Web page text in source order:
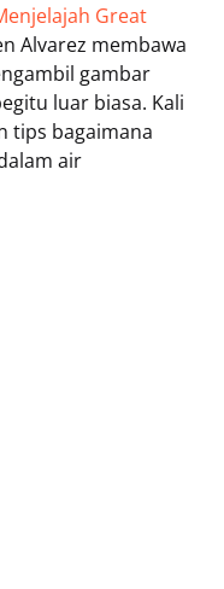
Great
Alvarez membawa
gambar
luar biasa. Kali
tips bagaimana
air